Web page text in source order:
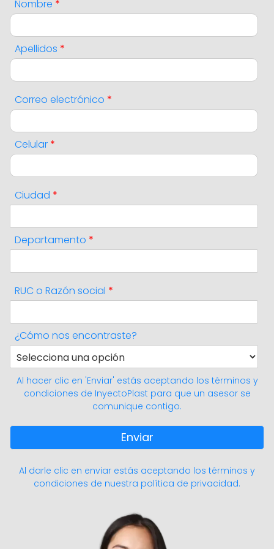
Nombre *
Apellidos *
Correo electrónico *
Celular *
Ciudad *
Departamento *
RUC o Razón social *
¿Cómo nos encontraste?
Al hacer clic en 'Enviar' estás aceptando los términos y
condiciones de InyectoPlast para que un asesor se
comunique contigo.
Enviar
Al darle clic en enviar estás aceptando los términos y
condiciones de nuestra política de privacidad.